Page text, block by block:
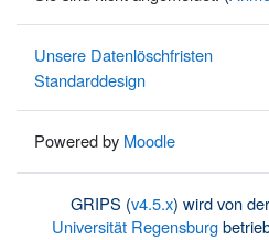
Unsere Datenlöschfristen
Standarddesign
Powered by Moodle
GRIPS (v4.5.x) wird von der
Universität Regensburg